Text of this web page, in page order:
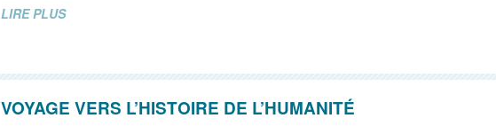
LIRE PLUS
VOYAGE VERS L’HISTOIRE DE L’HUMANITÉ